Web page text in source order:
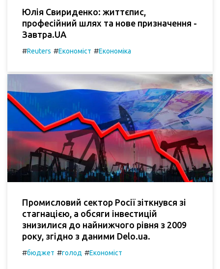
Юлія Свириденко: життєпис,
професійний шлях та нове призначення -
Завтра.UA
#Reuters #Економіст #Економіка
Промисловий сектор Росії зіткнувся зі
стагнацією, а обсяги інвестицій
знизилися до найнижчого рівня з 2009
року, згідно з даними Delo.ua.
#бюджет #голод #Економіст